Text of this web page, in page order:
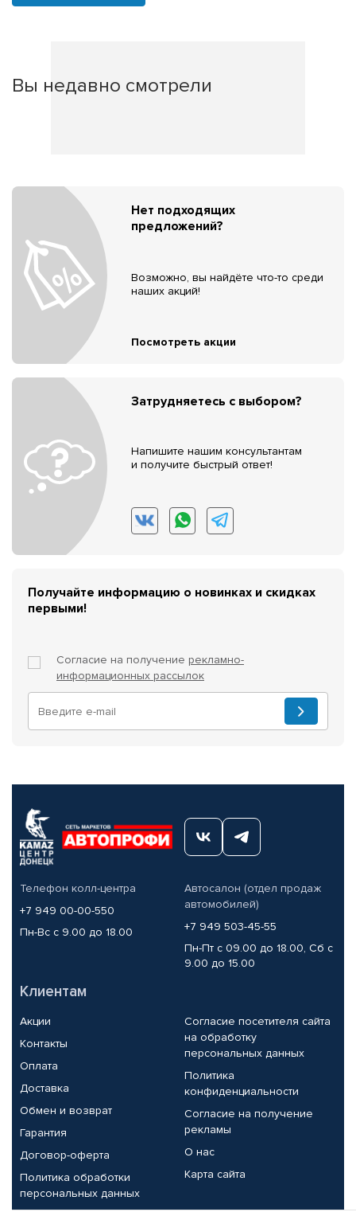
Вы недавно смотрели
Нет подходящих
предложений?
Возможно, вы найдёте что-то среди
наших акций!
Посмотреть акции
Затрудняетесь с выбором?
Напишите нашим консультантам
и получите быстрый ответ!
Получайте информацию о новинках и скидках
первыми!
Согласие на получение рекламно-
информационных рассылок
Телефон колл-центра
+7 949 00-00-550
Пн-Вс с 9.00 до 18.00
Автосалон (отдел продаж
автомобилей)
+7 949 503-45-55
Пн-Пт с 09.00 до 18.00, Сб с
9.00 до 15.00
Клиентам
Акции
Контакты
Оплата
Доставка
Обмен и возврат
Гарантия
Договор-оферта
Политика обработки
персональных данных
Согласие посетителя сайта
на обработку
персональных данных
Политика
конфиденциальности
Согласие на получение
рекламы
О нас
Карта сайта